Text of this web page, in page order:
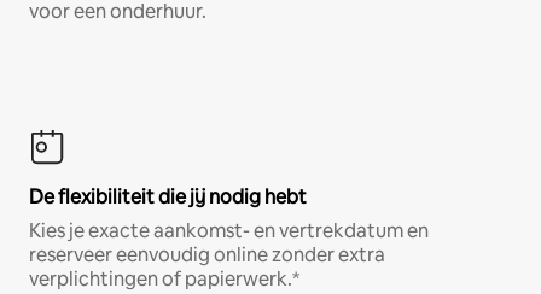
voor een onderhuur.
De flexibiliteit die jij nodig hebt
Kies je exacte aankomst- en vertrekdatum en
reserveer eenvoudig online zonder extra
verplichtingen of papierwerk.*